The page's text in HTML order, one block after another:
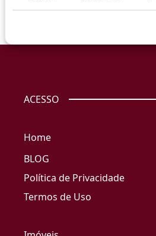
ACESSO
Home
BLOG
Política de Privacidade
Termos de Uso